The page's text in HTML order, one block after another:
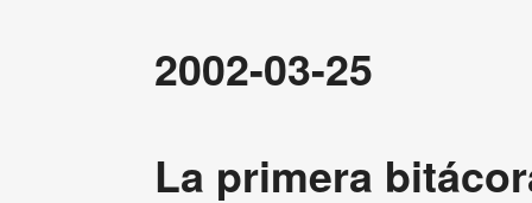
2002-03-25
La primera